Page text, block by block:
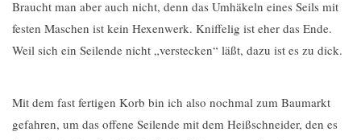
Braucht man aber auch nicht, denn das Umhäkeln eines Seils mit
festen Maschen ist kein Hexenwerk. Kniffelig ist eher das Ende.
Weil sich ein Seilende nicht „verstecken“ läßt, dazu ist es zu dick.
Mit dem fast fertigen Korb bin ich also nochmal zum Baumarkt
gefahren, um das offene Seilende mit dem Heißschneider, den es